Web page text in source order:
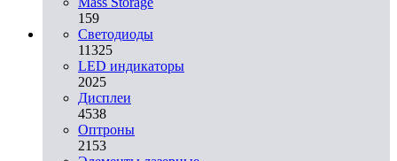
159
Светодиоды
11325
LED индикаторы
2025
Дисплеи
4538
Оптроны
2153